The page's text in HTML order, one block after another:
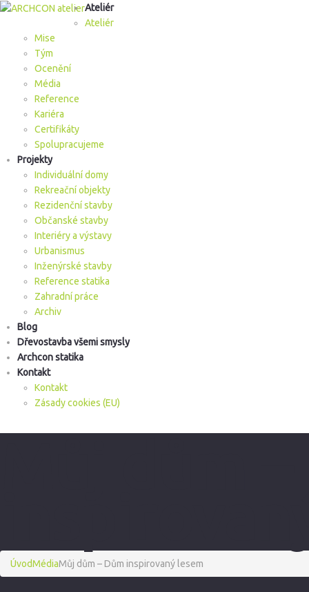
Ateliér
Ateliér
Mise
Tým
Ocenění
Média
Reference
Kariéra
Certifikáty
Spolupracujeme
Projekty
Individuální domy
Rekreační objekty
Rezidenční stavby
Občanské stavby
Interiéry a výstavy
Urbanismus
Inženýrské stavby
Reference statika
Zahradní práce
Archiv
Blog
Dřevostavba všemi smysly
Archcon statika
Kontakt
Kontakt
Zásady cookies (EU)
ÚvodMédiaMůj dům – Dům inspirovaný lesem